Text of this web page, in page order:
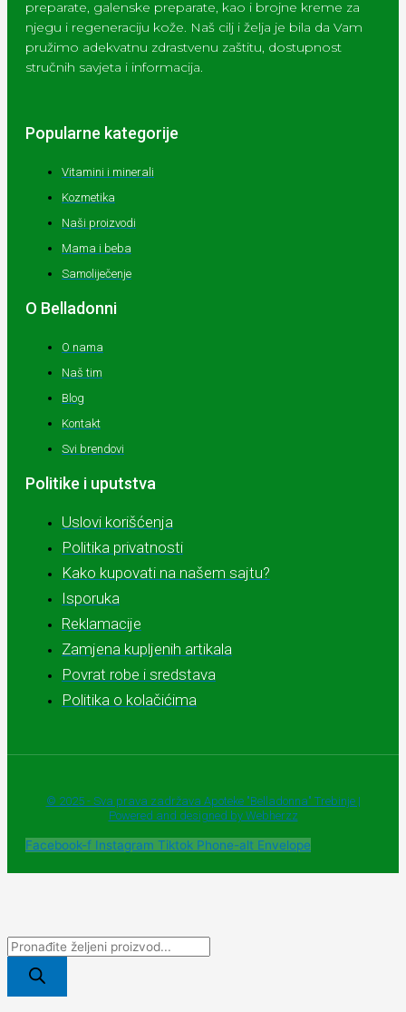
preparate, galenske preparate, kao i brojne kreme za
njegu i regeneraciju kože. Naš cilj i želja je bila da Vam
pružimo adekvatnu zdrastvenu zaštitu, dostupnost
stručnih savjeta i informacija.
Popularne kategorije
Vitamini i minerali
Kozmetika
Naši proizvodi
Mama i beba
Samoliječenje
O Belladonni
O nama
Naš tim
Blog
Kontakt
Svi brendovi
Politike i uputstva
Uslovi korišćenja
Politika privatnosti
Kako kupovati na našem sajtu?
Isporuka
Reklamacije
Zamjena kupljenih artikala
Povrat robe i sredstava
Politika o kolačićima
© 2025 - Sva prava zadržava Apoteke "Belladonna" Trebinje |
Powered and designed by Webherzz
Facebook-f Instagram Tiktok Phone-alt Envelope